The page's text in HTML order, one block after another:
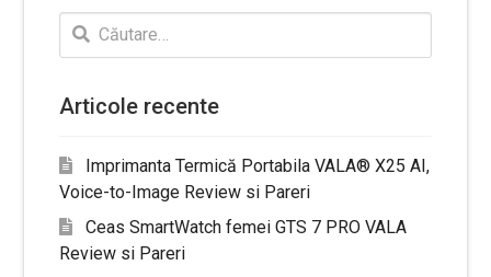
Caută
după:
Articole recente
Imprimanta Termică Portabila VALA® X25 AI,
Voice-to-Image Review si Pareri
Ceas SmartWatch femei GTS 7 PRO VALA
Review si Pareri